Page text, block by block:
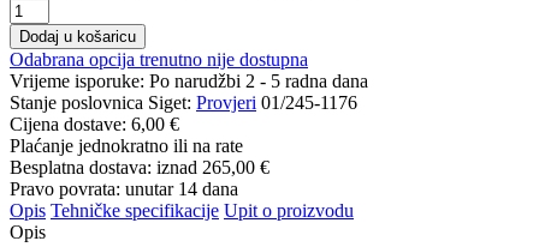
Dodaj u košaricu
Odabrana opcija trenutno nije dostupna
Vrijeme isporuke: Po narudžbi 2 - 5 radna dana
Stanje poslovnica Siget: Provjeri 01/245-1176
Cijena dostave: 6,00 €
Plaćanje jednokratno ili na rate
Besplatna dostava: iznad 265,00 €
Pravo povrata: unutar 14 dana
Opis Tehničke specifikacije Upit o proizvodu
Opis